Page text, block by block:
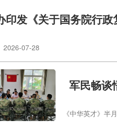
印发《关于国务院行政
2026-07-28
军民畅谈
《中华英才》半